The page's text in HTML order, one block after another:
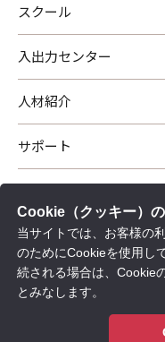
Cookie（クッキー）
当サイトでは、お客様の
のためにCookieを使用し
続される場合は、Cookie
とみなします。
スクール
入出力センター
人材紹介
サポート
会社情報
採用情報
個人情報保護について